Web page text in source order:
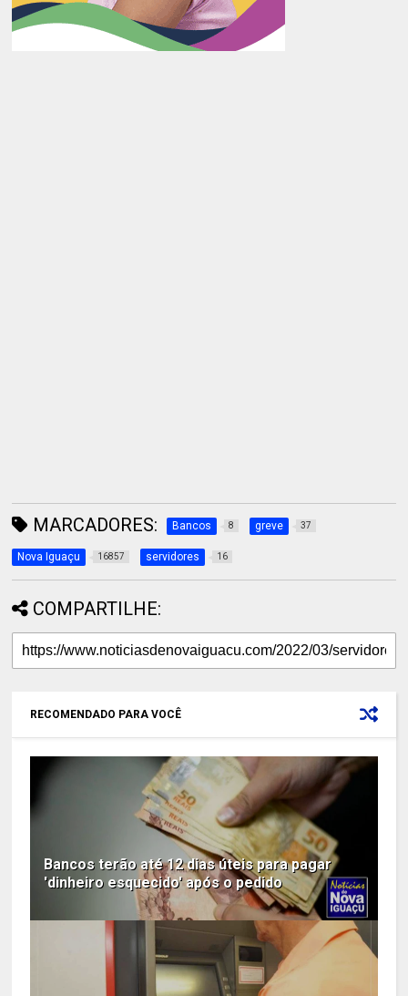
MARCADORES: Bancos 8 greve 37
Nova Iguaçu 16857 servidores 16
COMPARTILHE:
RECOMENDADO PARA VOCÊ
Bancos terão até 12 dias úteis para pagar
'dinheiro esquecido' após o pedido